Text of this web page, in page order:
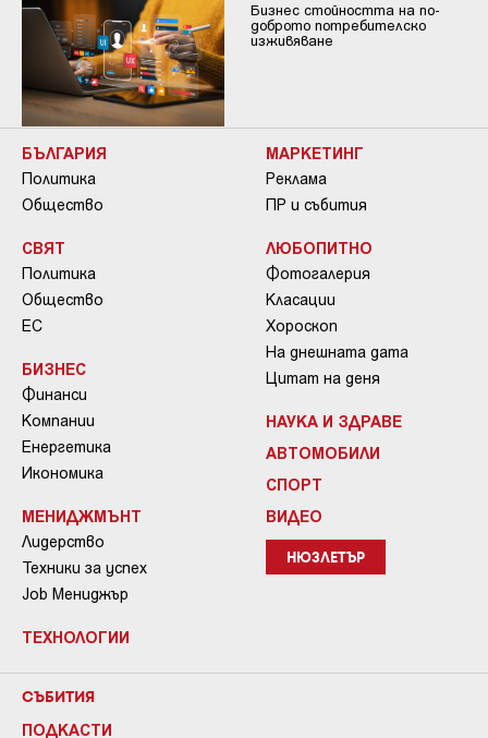
Бизнес стойността на по-
доброто потребителско
изживяване
БЪЛГАРИЯ
Политика
Общество
СВЯТ
Политика
Общество
ЕС
БИЗНЕС
Финанси
Компании
Енергетика
Икономика
МЕНИДЖМЪНТ
Лидерство
Техники за успех
Job Мениджър
ТЕХНОЛОГИИ
МАРКЕТИНГ
Реклама
ПР и събития
ЛЮБОПИТНО
Фотогалерия
Класации
Хороскоп
На днешната дата
Цитат на деня
НАУКА И ЗДРАВЕ
АВТОМОБИЛИ
СПОРТ
ВИДЕО
НЮЗЛЕТЪР
СЪБИТИЯ
ПОДКАСТИ